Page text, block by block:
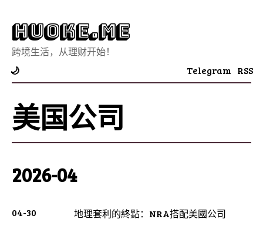
Huoke.Me
跨境生活，从理财开始！
🌙 Telegram RSS
美国公司
2026-04
04-30 地理套利的終點：NRA搭配美國公司